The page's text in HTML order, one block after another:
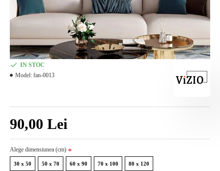
90,00 Lei
IN STOC
Model: fan-0013
Alege dimensiunea (cm)
30 x 50 50 x 70 60 x 90 70 x 100 80 x 120